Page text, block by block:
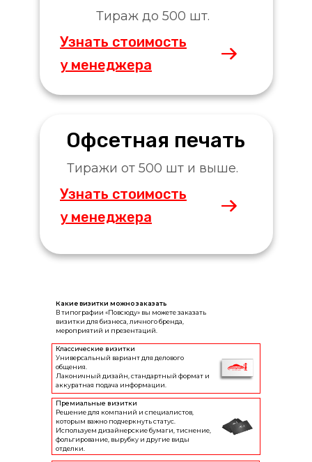
Узнать стоимость
у менеджера
Тираж до 500 шт.
Офсетная печать
Узнать стоимость
у менеджера
Тиражи от 500 шт и выше.
Какие визитки можно заказать
В типографии «Повсюду» вы можете заказать
визитки для бизнеса, личного бренда,
мероприятий и презентаций.
Классические визитки
Универсальный вариант для делового
общения.
Лаконичный дизайн, стандартный формат и
аккуратная подача информации.
Премиальные визитки
Решение для компаний и специалистов,
которым важно подчеркнуть статус.
Используем дизайнерские бумаги, тиснение,
фольгирование, вырубку и другие виды
отделки.